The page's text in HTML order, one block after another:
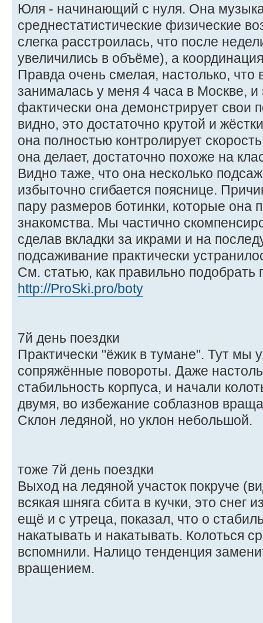
Юля - начинающий с нуля. Она
среднестатистические физические
слегка расстроилась, что после
увеличились в объёме), а
Правда очень смелая, настолько,
занималась у меня 4 часа в Москве, и
фактически она демонстрирует свои
видно, это достаточно крутой и
она полностью контролирует
она делает, достаточно похоже на
Видно таже, что она несколько
избыточно сгибается пояснице.
пару размеров ботинки, которые она
знакомства. Мы частично
сделав вкладки за икрами и на
подсаживание практически
См. статью, как правильно
http://ProSki.pro/boty
7й день поездки
Практически "ёжик в тумане". Тут мы
сопряжённые повороты. Даже
стабильность корпуса, и начали
двумя, во избежание соблазнов
Склон ледяной, но уклон небольшой.
тоже 7й день поездки
Выход на ледяной участок покруче
всякая шняга сбита в кучки, это снег
ещё и с утреца, показал, что о
накатывать и накатывать. Колоться
вспомнили. Налицо тенденция
вращением.